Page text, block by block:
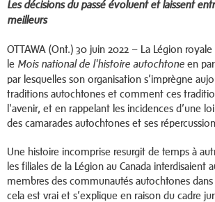
Les décisions du passé évoluent et laissent
meilleurs
OTTAWA (Ont.) 30 juin 2022 – La Légion
le Mois national de l'histoire autochtone en
par lesquelles son organisation s’imprègne
traditions autochtones et comment ces
l'avenir, et en rappelant les incidences d’une
des camarades autochtones et ses
Une histoire incomprise resurgit de temps à
les filiales de la Légion au Canada interdisaient
membres des communautés autochtones
cela est vrai et s’explique en raison du cadre